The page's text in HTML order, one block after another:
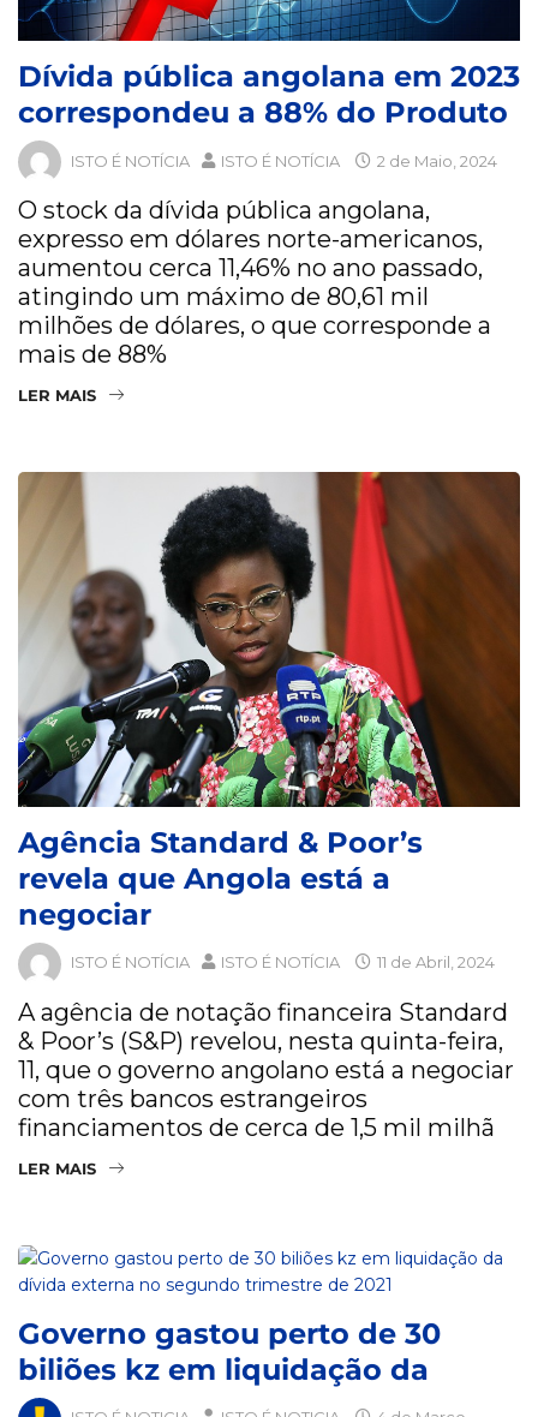
Dívida pública angolana em 2023
correspondeu a 88% do Produto
ISTO É NOTÍCIA ISTO É NOTÍCIA 2 de Maio, 2024
O stock da dívida pública angolana,
expresso em dólares norte-americanos,
aumentou cerca 11,46% no ano passado,
atingindo um máximo de 80,61 mil
milhões de dólares, o que corresponde a
mais de 88%
LER MAIS
Agência Standard & Poor’s
revela que Angola está a
negociar
ISTO É NOTÍCIA ISTO É NOTÍCIA 11 de Abril, 2024
A agência de notação financeira Standard
& Poor’s (S&P) revelou, nesta quinta-feira,
11, que o governo angolano está a negociar
com três bancos estrangeiros
financiamentos de cerca de 1,5 mil milhã
LER MAIS
Governo gastou perto de 30
biliões kz em liquidação da